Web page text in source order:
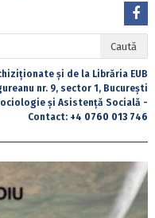
Caută
și de la Librăria EUB
nr. 9, sector 1, București
și Asistență Socială -
Contact: +4 0760 013 746